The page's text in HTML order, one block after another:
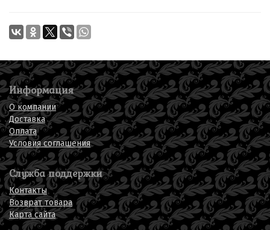
Информация
О компании
Доставка
Оплата
Условия соглашения
Служба поддержки
Контакты
Возврат товара
Карта сайта